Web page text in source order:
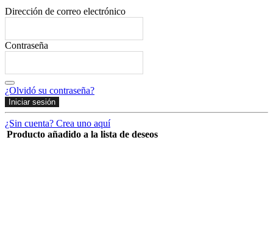
Dirección de correo electrónico
Contraseña
¿Olvidó su contraseña?
Iniciar sesión
¿Sin cuenta? Crea uno aquí
Producto añadido a la lista de deseos